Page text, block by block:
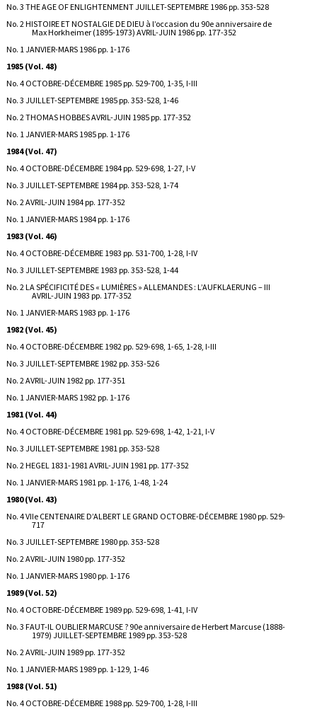
No. 3 THE AGE OF ENLIGHTENMENT JUILLET-SEPTEMBRE 1986 pp. 353-528
No. 2 HISTOIRE ET NOSTALGIE DE DIEU à l’occasion du 90e anniversaire de
Max Horkheimer (1895-1973) AVRIL-JUIN 1986 pp. 177-352
No. 1 JANVIER-MARS 1986 pp. 1-176
1985 (Vol. 48)
No. 4 OCTOBRE-DÉCEMBRE 1985 pp. 529-700, 1-35, I-III
No. 3 JUILLET-SEPTEMBRE 1985 pp. 353-528, 1-46
No. 2 THOMAS HOBBES AVRIL-JUIN 1985 pp. 177-352
No. 1 JANVIER-MARS 1985 pp. 1-176
1984 (Vol. 47)
No. 4 OCTOBRE-DÉCEMBRE 1984 pp. 529-698, 1-27, I-V
No. 3 JUILLET-SEPTEMBRE 1984 pp. 353-528, 1-74
No. 2 AVRIL-JUIN 1984 pp. 177-352
No. 1 JANVIER-MARS 1984 pp. 1-176
1983 (Vol. 46)
No. 4 OCTOBRE-DÉCEMBRE 1983 pp. 531-700, 1-28, I-IV
No. 3 JUILLET-SEPTEMBRE 1983 pp. 353-528, 1-44
No. 2 LA SPÉCIFICITÉ DES « LUMIÈRES » ALLEMANDES : L’AUFKLAERUNG – III
AVRIL-JUIN 1983 pp. 177-352
No. 1 JANVIER-MARS 1983 pp. 1-176
1982 (Vol. 45)
No. 4 OCTOBRE-DÉCEMBRE 1982 pp. 529-698, 1-65, 1-28, I-III
No. 3 JUILLET-SEPTEMBRE 1982 pp. 353-526
No. 2 AVRIL-JUIN 1982 pp. 177-351
No. 1 JANVIER-MARS 1982 pp. 1-176
1981 (Vol. 44)
No. 4 OCTOBRE-DÉCEMBRE 1981 pp. 529-698, 1-42, 1-21, I-V
No. 3 JUILLET-SEPTEMBRE 1981 pp. 353-528
No. 2 HEGEL 1831-1981 AVRIL-JUIN 1981 pp. 177-352
No. 1 JANVIER-MARS 1981 pp. 1-176, 1-48, 1-24
1980 (Vol. 43)
No. 4 VIIe CENTENAIRE D’ALBERT LE GRAND OCTOBRE-DÉCEMBRE 1980 pp. 529-
717
No. 3 JUILLET-SEPTEMBRE 1980 pp. 353-528
No. 2 AVRIL-JUIN 1980 pp. 177-352
No. 1 JANVIER-MARS 1980 pp. 1-176
1989 (Vol. 52)
No. 4 OCTOBRE-DÉCEMBRE 1989 pp. 529-698, 1-41, I-IV
No. 3 FAUT-IL OUBLIER MARCUSE ? 90e anniversaire de Herbert Marcuse (1888-
1979) JUILLET-SEPTEMBRE 1989 pp. 353-528
No. 2 AVRIL-JUIN 1989 pp. 177-352
No. 1 JANVIER-MARS 1989 pp. 1-129, 1-46
1988 (Vol. 51)
No. 4 OCTOBRE-DÉCEMBRE 1988 pp. 529-700, 1-28, I-III